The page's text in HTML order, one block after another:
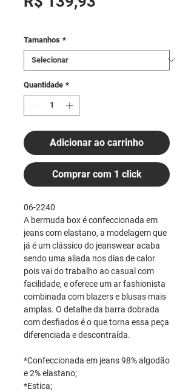
Tamanhos *
Quantidade *
Adicionar ao carrinho
Comprar com 1 click
06-2240
A bermuda box é confeccionada em
jeans com elastano, a modelagem que
já é um clássico do jeanswear acaba
sendo uma aliada nos dias de calor
pois vai do trabalho ao casual com
facilidade, e oferece um ar fashionista
combinada com blazers e blusas mais
amplas. O detalhe da barra dobrada
com desfiados é o que torna essa peça
diferenciada e descontraída.
*Confeccionada em jeans 98% algodão
e 2% elastano;
*Estica;